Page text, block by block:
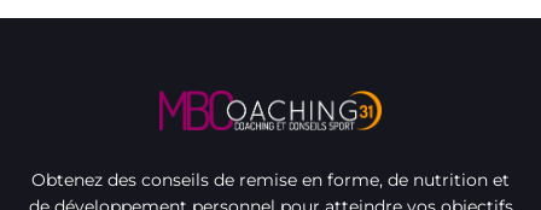
Obtenez des conseils de remise en forme, de nutrition et